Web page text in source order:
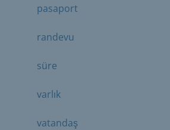
pasaport
randevu
süre
varlık
vatandaş